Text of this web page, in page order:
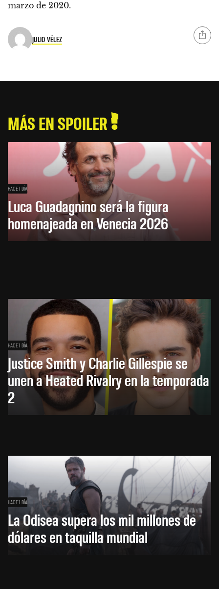
marzo de 2020.
JULIO VÉLEZ
MÁS EN SPOILER
HACE 1 DÍA
Luca Guadagnino será la figura
homenajeada en Venecia 2026
HACE 1 DÍA
Justice Smith y Charlie Gillespie se
unen a Heated Rivalry en la temporada
2
HACE 1 DÍA
La Odisea supera los mil millones de
dólares en taquilla mundial